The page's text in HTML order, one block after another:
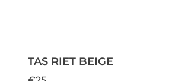
TAS RIET BEIGE